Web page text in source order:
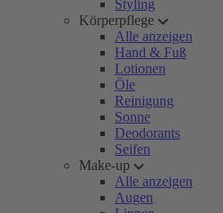
Styling
Körperpflege
Alle anzeigen
Hand & Fuß
Lotionen
Öle
Reinigung
Sonne
Deodorants
Seifen
Make-up
Alle anzeigen
Augen